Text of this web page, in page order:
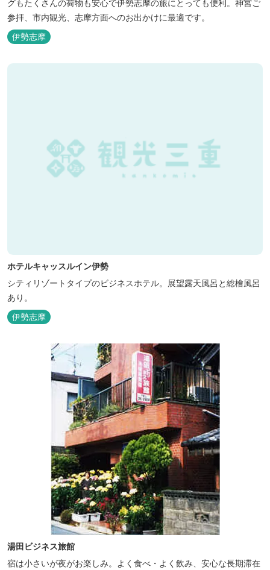
グもたくさんの荷物も安心で伊勢志摩の旅にとっても便利。神宮ご
参拝、市内観光、志摩方面へのお出かけに最適です。
伊勢志摩
ホテルキャッスルイン伊勢
シティリゾートタイプのビジネスホテル。展望露天風呂と総檜風呂
あり。
伊勢志摩
湯田ビジネス旅館
宿は小さいが夜がお楽しみ。よく食べ・よく飲み、安心な長期滞在